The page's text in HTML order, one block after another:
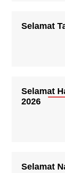
Selamat
Selamat
2026
Selamat